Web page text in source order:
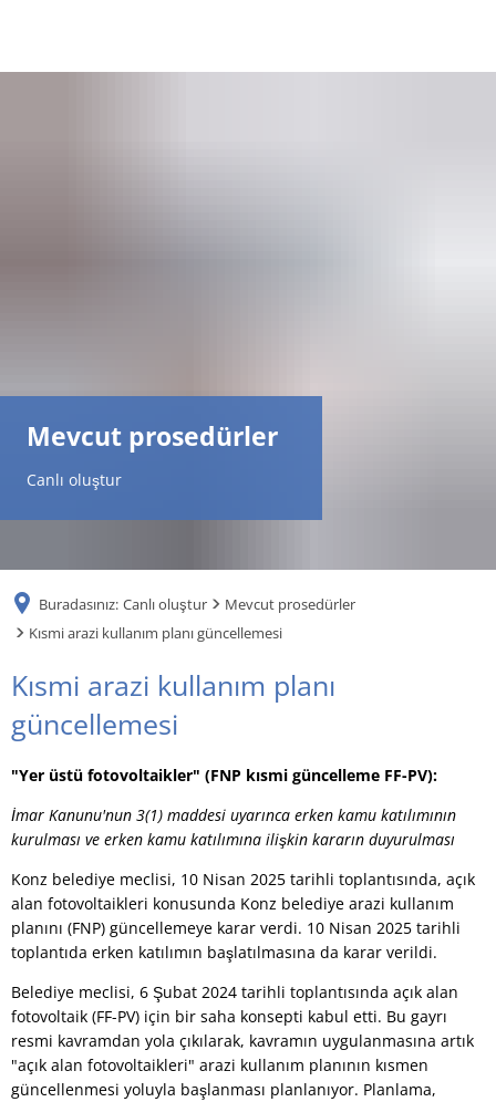
Mevcut prosedürler
Canlı oluştur
Buradasınız: Canlı oluştur
Mevcut prosedürler
Kısmi arazi kullanım planı güncellemesi
Kısmi
arazi
kullanım
planı
güncellemesi
Kısmi arazi kullanım planı
güncellemesi
"Yer üstü fotovoltaikler" (FNP kısmi güncelleme FF-PV):
İmar Kanunu'nun 3(1) maddesi uyarınca erken kamu katılımının
kurulması ve erken kamu katılımına ilişkin kararın duyurulması
Konz belediye meclisi, 10 Nisan 2025 tarihli toplantısında, açık
alan fotovoltaikleri konusunda Konz belediye arazi kullanım
planını (FNP) güncellemeye karar verdi. 10 Nisan 2025 tarihli
toplantıda erken katılımın başlatılmasına da karar verildi.
Belediye meclisi, 6 Şubat 2024 tarihli toplantısında açık alan
fotovoltaik (FF-PV) için bir saha konsepti kabul etti. Bu gayrı
resmi kavramdan yola çıkılarak, kavramın uygulanmasına artık
"açık alan fotovoltaikleri" arazi kullanım planının kısmen
güncellenmesi yoluyla başlanması planlanıyor. Planlama,